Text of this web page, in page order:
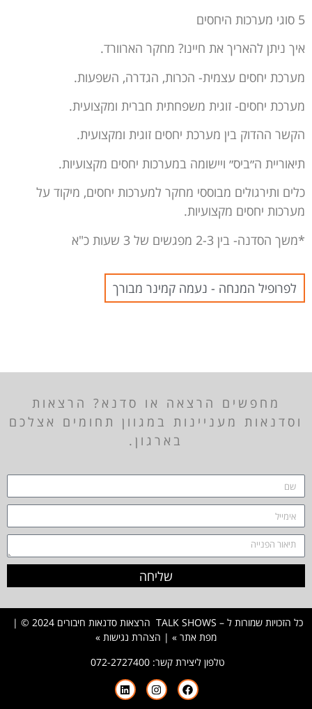
5 סוגי מערכות היחסים
איך ניתן להאריך את חיינו? מחקר הארוורד.
מערכת יחסים עצמית- הכרות, הגדרה, השפעות.
מערכת יחסים- זוגית משפחתית חברית ומקצועית.
הקשר ההדוק בין מערכת יחסים זוגית ומקצועית.
תיאוריית ה״ביס״ ויישומה במערכות יחסים מקצועיות.
כלים ותירגולים מבוססי מחקר למערכות יחסים, מיקוד על
מערכות יחסים מקצועיות.
*משך הסדנה- בין 2-3 מפגשים של 3 שעות כ"א
לפרופיל המנחה - נעמה קמינר מבורך
מחפשים הרצאה או סדנא? הרצאות
וסדנאות מעניינות במגוון תחומים אצלכם
בארגון.
שליחה
כל הזכויות שמורות ל – TALK SHOWS הרצאות סדנאות חיבורים 2024 © |
מפת אתר » | הצהרת נגישות »
טלפון ליצירת קשר:072-2727400